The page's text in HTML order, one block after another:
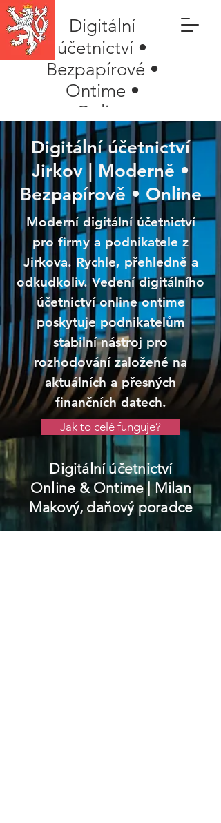
Digitální
účetnictví •
Bezpapírové •
Ontime •
Online
Digitální účetnictví
Jirkov | Moderně •
Bezpapírově • Online
Moderní digitální účetnictví
pro firmy a podnikatele z
Jirkova. Rychle, přehledně a
odkudkoliv. Vedení digitálního
účetnictví online ontime
poskytuje podnikatelům
stabilní nástroj pro
rozhodování založené na
aktuálních a přesných
finančních datech.
Jak to celé funguje?
Digitální účetnictví
Online & Ontime| Milan
Makový, daňový poradce